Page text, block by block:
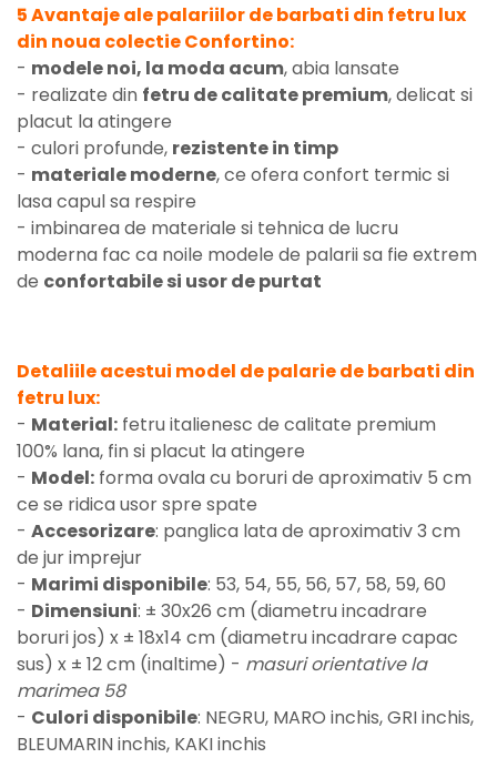
5 Avantaje ale palariilor de barbati din fetru lux
din noua colectie Confortino:
- modele noi, la moda acum, abia lansate
- realizate din fetru de calitate premium, delicat si
placut la atingere
- culori profunde, rezistente in timp
- materiale moderne, ce ofera confort termic si
lasa capul sa respire
- imbinarea de materiale si tehnica de lucru
moderna fac ca noile modele de palarii sa fie extrem
de confortabile si usor de purtat
Detaliile acestui model de palarie de barbati din
fetru lux:
- Material: fetru italienesc de calitate premium
100% lana, fin si placut la atingere
- Model: forma ovala cu boruri de aproximativ 5 cm
ce se ridica usor spre spate
- Accesorizare: panglica lata de aproximativ 3 cm
de jur imprejur
- Marimi disponibile: 53, 54, 55, 56, 57, 58, 59, 60
- Dimensiuni: ± 30x26 cm (diametru incadrare
boruri jos) x ± 18x14 cm (diametru incadrare capac
sus) x ± 12 cm (inaltime) - masuri orientative la
marimea 58
- Culori disponibile: NEGRU, MARO inchis, GRI inchis,
BLEUMARIN inchis, KAKI inchis